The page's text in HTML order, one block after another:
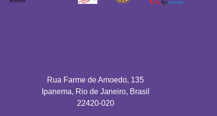
Rua Farme de Amoedo, 135
Ipanema, Rio de Janeiro, Brasil
22420-020